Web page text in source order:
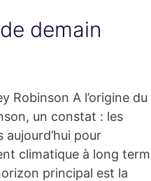
demain
Robinson A l’origine du
un constat : les
pour
climatique à long
principal est la